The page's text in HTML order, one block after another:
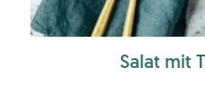
Salat mit